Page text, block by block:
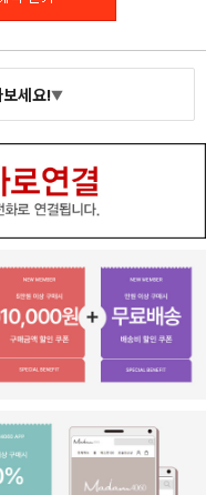
세요!▼